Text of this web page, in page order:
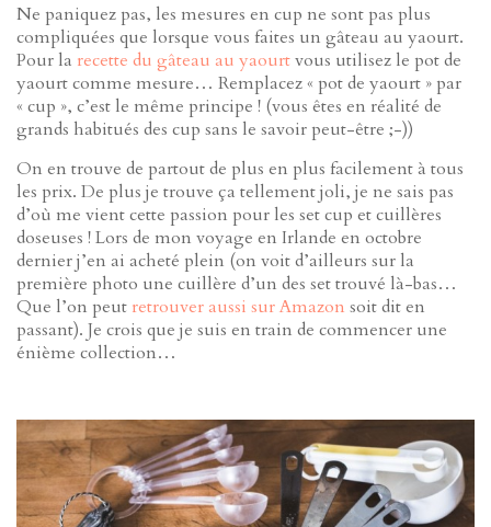
Ne paniquez pas, les mesures en cup ne sont pas plus
compliquées que lorsque vous faites un gâteau au yaourt.
Pour la recette du gâteau au yaourtvous utilisez le pot de
yaourt comme mesure… Remplacez « pot de yaourt » par
« cup », c’est le même principe ! (vous êtes en réalité de
grands habitués des cup sans le savoir peut-être ;-))
On en trouve de partout de plus en plus facilement à tous
les prix. De plus je trouve ça tellement joli, je ne sais pas
d’où me vient cette passion pour les set cup et cuillères
doseuses ! Lors de mon voyage en Irlande en octobre
dernier j’en ai acheté plein (on voit d’ailleurs sur la
première photo une cuillère d’un des set trouvé là-bas…
Que l’on peut retrouver aussi sur Amazon soit dit en
passant). Je crois que je suis en train de commencer une
énième collection…